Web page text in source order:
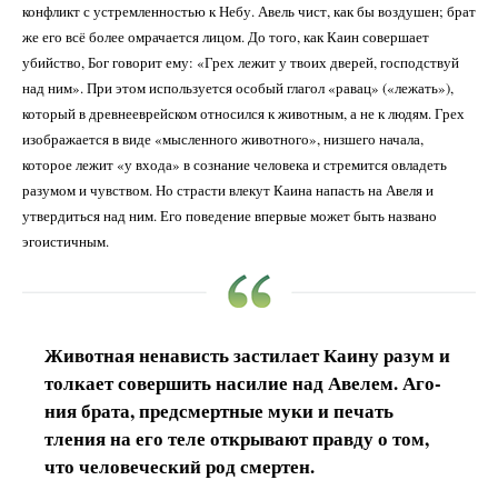
конфликт с устремленностью к Небу. Авель чист, как бы воздушен; брат
же его всё более омрачается лицом. До того, как Каин совершает
убийство, Бог говорит ему: «Грех лежит у твоих дверей, господствуй
над ним». При этом используется особый глагол «равац» («лежать»),
который в древнееврейском относился к животным, а не к людям. Грех
изображается в виде «мысленного животного», низшего начала,
которое лежит «у входа» в сознание человека и стремится овладеть
разумом и чувством. Но страсти влекут Каина напасть на Авеля и
утвердиться над ним. Его поведение впервые может быть названо
эгоистичным.
Животная ненависть застилает Каину разум и
толкает совершить насилие над Авелем. Аго­
ния брата, предсмертные муки и печать
тления на его теле открывают правду о том,
что человеческий род смертен.